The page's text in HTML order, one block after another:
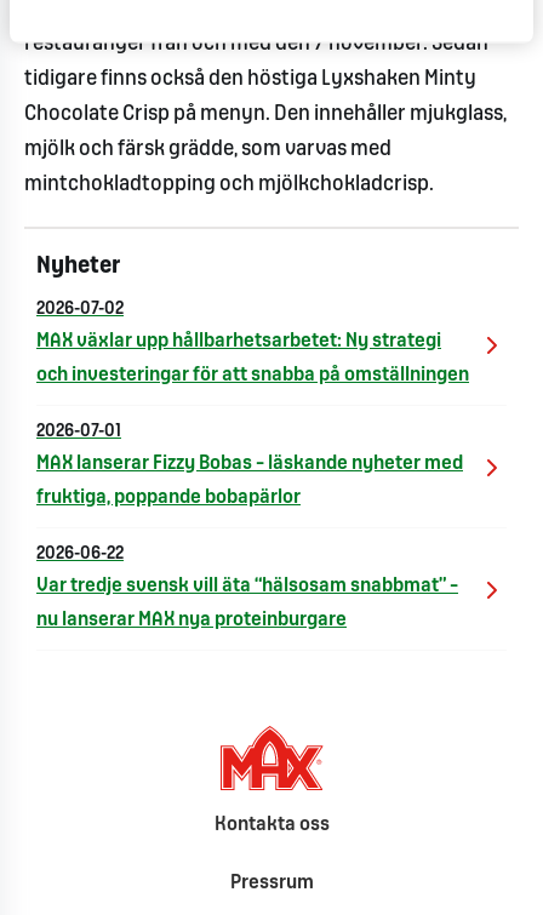
restauranger från och med den 7 november. Sedan
tidigare finns också den höstiga Lyxshaken Minty
Chocolate Crisp på menyn. Den innehåller mjukglass,
mjölk och färsk grädde, som varvas med
mintchokladtopping och mjölkchokladcrisp.
Nyheter
2026-07-02
MAX växlar upp hållbarhetsarbetet: Ny strategi
och investeringar för att snabba på omställningen
2026-07-01
MAX lanserar Fizzy Bobas – läskande nyheter med
fruktiga, poppande bobapärlor
2026-06-22
Var tredje svensk vill äta “hälsosam snabbmat” –
nu lanserar MAX nya proteinburgare
Kontakta oss
Pressrum